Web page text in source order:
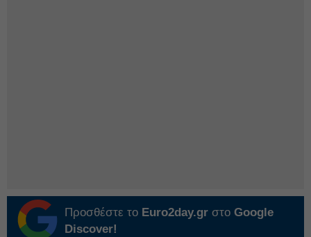
Προσθέστε το Euro2day.gr στο Google
Discover!